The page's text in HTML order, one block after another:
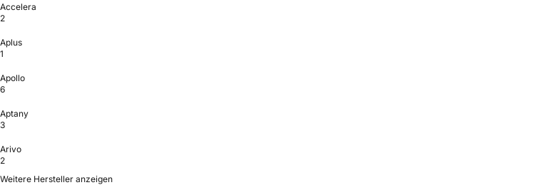
Accelera
2
Aplus
1
Apollo
6
Aptany
3
Arivo
2
Weitere Hersteller anzeigen